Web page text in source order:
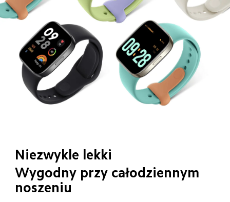
Niezwykle lekki
Wygodny przy całodziennym
noszeniu